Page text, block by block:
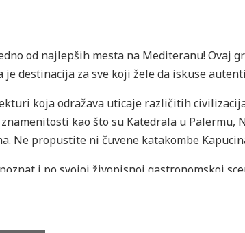
od najlepših mesta na Mediteranu! Ovaj
destinacija za sve koji žele da iskuse
koja odražava uticaje različitih
kao što su Katedrala u Palermu,
Ne propustite ni čuvene katakombe
i po svojoj živopisnoj gastronomskoj